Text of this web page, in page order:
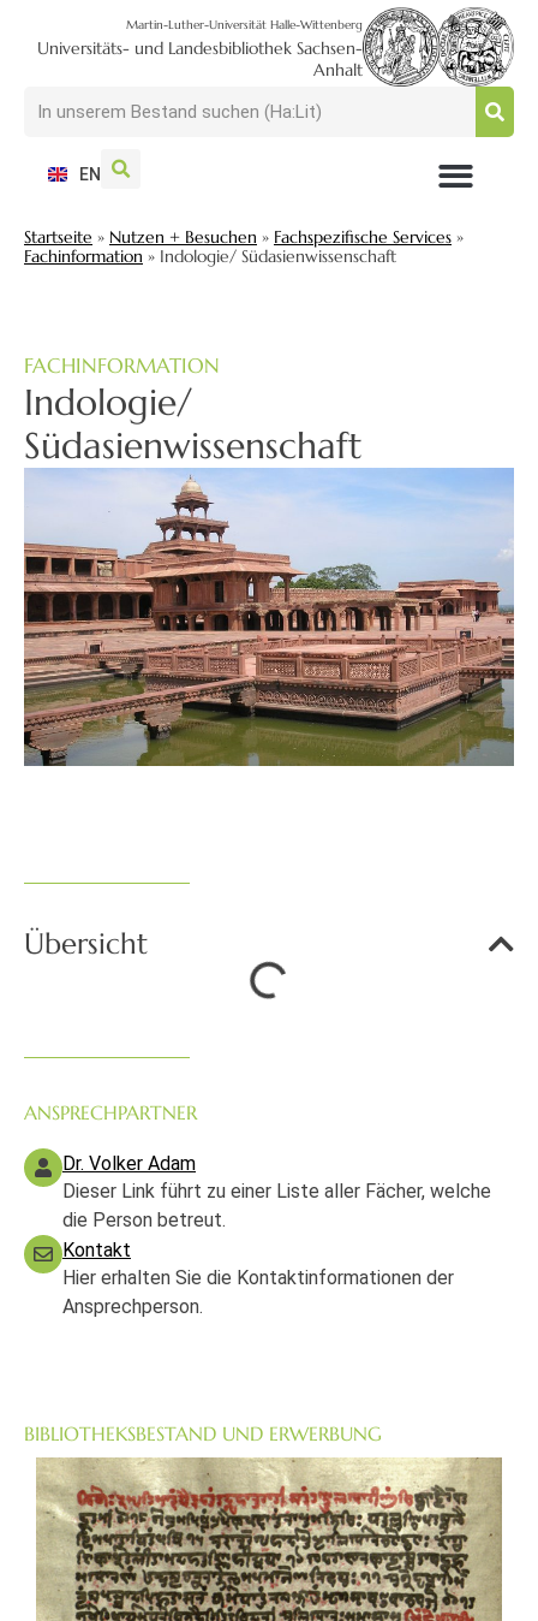
Martin-Luther-Universität Halle-Wittenberg
Universitäts- und Landesbibliothek Sachsen-
Anhalt
EN
Startseite » Nutzen + Besuchen » Fachspezifische Services »
Fachinformation » Indologie/ Südasienwissenschaft
FACHINFORMATION
Indologie/
Südasienwissenschaft
Übersicht
ANSPRECHPARTNER
Dr. Volker Adam
Dieser Link führt zu einer Liste aller Fächer, welche
die Person betreut.
Kontakt
Hier erhalten Sie die Kontaktinformationen der
Ansprechperson.
BIBLIOTHEKSBESTAND UND ERWERBUNG